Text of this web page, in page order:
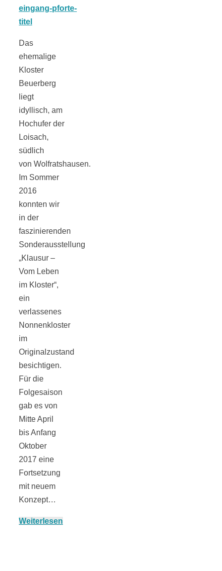
Das
ehemalige
Kloster
Beuerberg
liegt
idyllisch, am
Hochufer der
Loisach,
südlich
von Wolfratshausen.
Im Sommer
2016
konnten wir
in der
faszinierenden
Sonderausstellung
„Klausur –
Vom Leben
im Kloster“,
ein
verlassenes
Nonnenkloster
im
Originalzustand
besichtigen.
Für die
Folgesaison
gab es von
Mitte April
bis Anfang
Oktober
2017 eine
Fortsetzung
mit neuem
Konzept…
Weiterlesen